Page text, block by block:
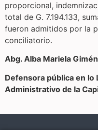
proporcional,
total de G. 7.194.133,
fueron admitidos por la
conciliatorio.
Abg. Alba Mariela
Defensora pública en lo
Administrativo de la